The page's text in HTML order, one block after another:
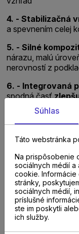
4. - Stabilizačná
a spevnením celej
5. - Silné
nárazu, malú
nerovností z
6. - Integrovaná
spodná časť
chôdzi, pri
aj zámkový spoj
kompozitná
Súhlas
Táto webstránka
Na prispôsobenie
sociálnych médií
cookie.
stránky,
sociálnych médií,
príslušné
ste im poskytli
ich služby.